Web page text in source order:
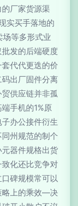
厂家货源渠
实买手落地的
等多形式业
发的后端硬度
代代更迭的价
出厂固件分离
贸供应链并非孤
手机的1%原
办公接件衍生
州规范的制个
器件规格出货
化还比竞争对
碑规模常可以
略上的乘效—决